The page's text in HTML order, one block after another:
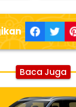
Baca Juga